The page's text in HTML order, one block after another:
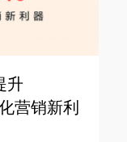
升
营销新利